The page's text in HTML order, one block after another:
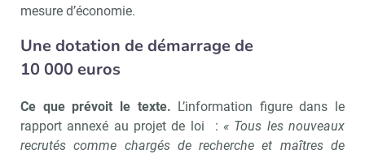
mesure d’économie.
Une dotation de démarrage de
10 000 euros
Ce que prévoit le texte. L’information figure dans le
rapport annexé au projet de loi : « Tous les nouveaux
recrutés comme chargés de recherche et maîtres de